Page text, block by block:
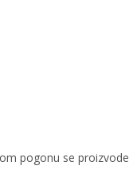
pogonu se proizvode